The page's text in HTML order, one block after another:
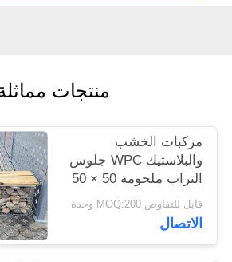
POLICY
منتجات
مركبات الخشب
والبلاستيك WPC جلوس
التراب ملحومة 50 × 50
مم 2 م × 0.5 م × 0.5 م
قابل للتفاوض MOQ:200 وحدة
الاتصال